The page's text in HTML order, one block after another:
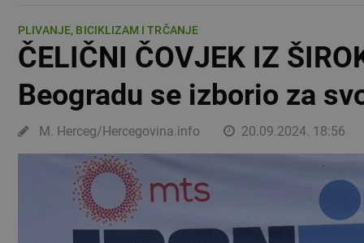
PLIVANJE, BICIKLIZAM I TRČANJE
ČELIČNI ČOVJEK IZ
Beogradu se izborio za
M. Herceg/Hercegovina.info 20.09.2024. 18:56